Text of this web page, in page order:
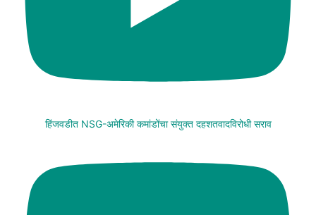
हिंजवडीत NSG-अमेरिकी कमांडोंचा संयुक्त दहशतवादविरोधी सराव